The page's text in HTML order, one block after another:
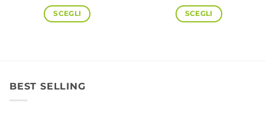
SCEGLI
più
SCEGLI
BEST SELLING